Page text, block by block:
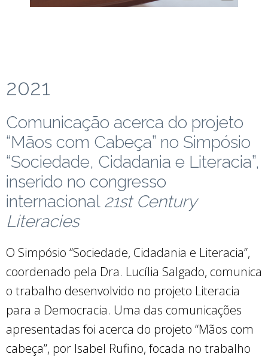
2021
Comunicação acerca do projeto
“Mãos com Cabeça” no Simpósio
“Sociedade, Cidadania e Literacia”,
inserido no congresso
internacional 21st Century
Literacies
O Simpósio “Sociedade, Cidadania e Literacia”,
coordenado pela Dra. Lucília Salgado, comunica
o trabalho desenvolvido no projeto Literacia
para a Democracia. Uma das comunicações
apresentadas foi acerca do projeto “Mãos com
cabeça”, por Isabel Rufino, focada no trabalho